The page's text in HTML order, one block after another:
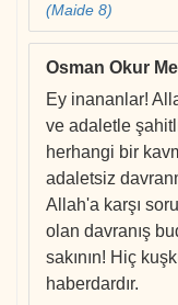
(Maide 8)
Osman Okur
Ey inananlar!
ve adaletle
herhangi bir
adaletsiz
Allah'a karşı
olan davranış
sakının! Hiç
haberdardır.